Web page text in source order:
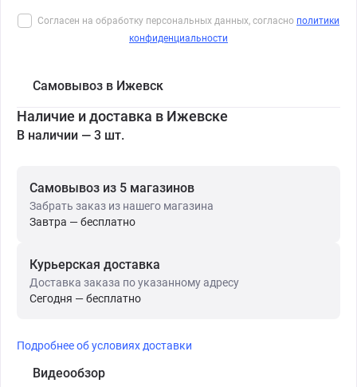
Согласен на обработку персональных данных, согласно политики
конфиденциальности
Самовывоз в Ижевск
Наличие и доставка в Ижевске
В наличии — 3 шт.
Самовывоз из 5 магазинов
Забрать заказ из нашего магазина
Завтра — бесплатно
Курьерская доставка
Доставка заказа по указанному адресу
Сегодня — бесплатно
Подробнее об условиях доставки
Видеообзор